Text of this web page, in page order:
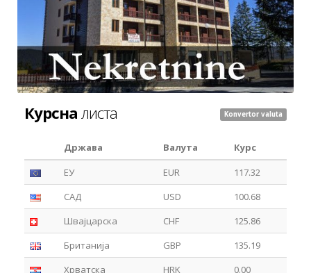
Курсна листа Konvertor valuta
Држава Валута
Курс
ЕУ
EUR
117.32
САД
USD
100.68
Швајцарска
CHF
125.86
Британија
GBP
135.19
Хрватска
HRK
0.00